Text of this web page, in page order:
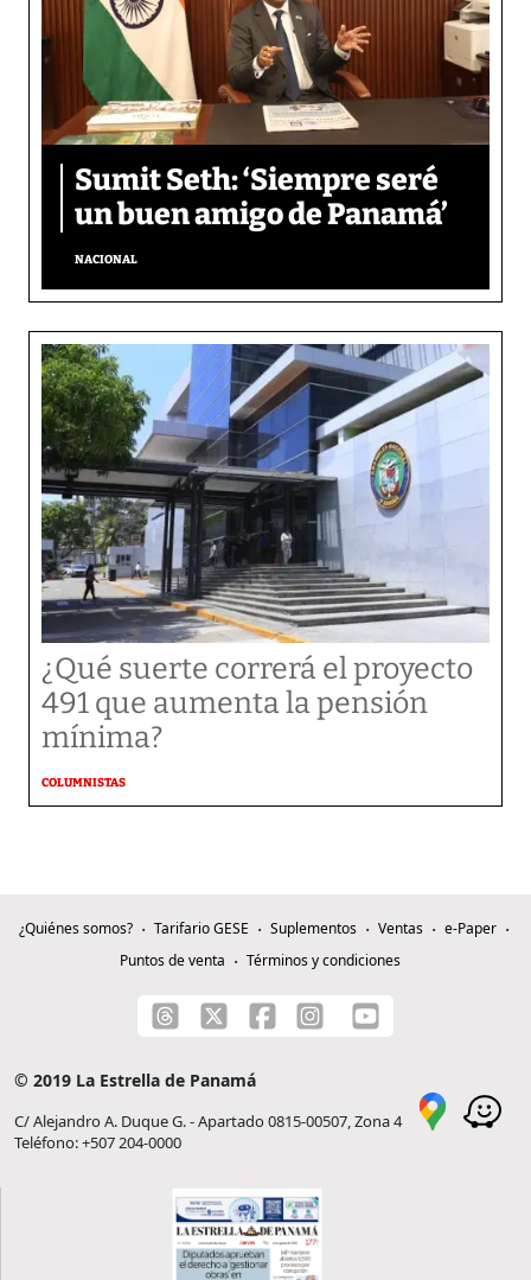
Sumit Seth: ‘Siempre seré
un buen amigo de Panamá’
NACIONAL
¿Qué suerte correrá el proyecto
491 que aumenta la pensión
mínima?
COLUMNISTAS
¿Quiénes somos? Tarifario GESE Suplementos Ventas
e-Paper
Puntos de venta
Términos y condiciones
© 2019 La Estrella de Panamá
C/ Alejandro A. Duque G. - Apartado 0815-00507, Zona 4
Teléfono: +507 204-0000